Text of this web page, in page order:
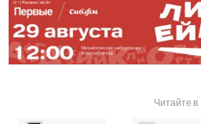
Читайте в